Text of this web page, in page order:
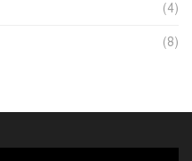
(4)
(8)